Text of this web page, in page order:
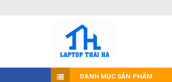
DANH MỤC SẢN PHẨM